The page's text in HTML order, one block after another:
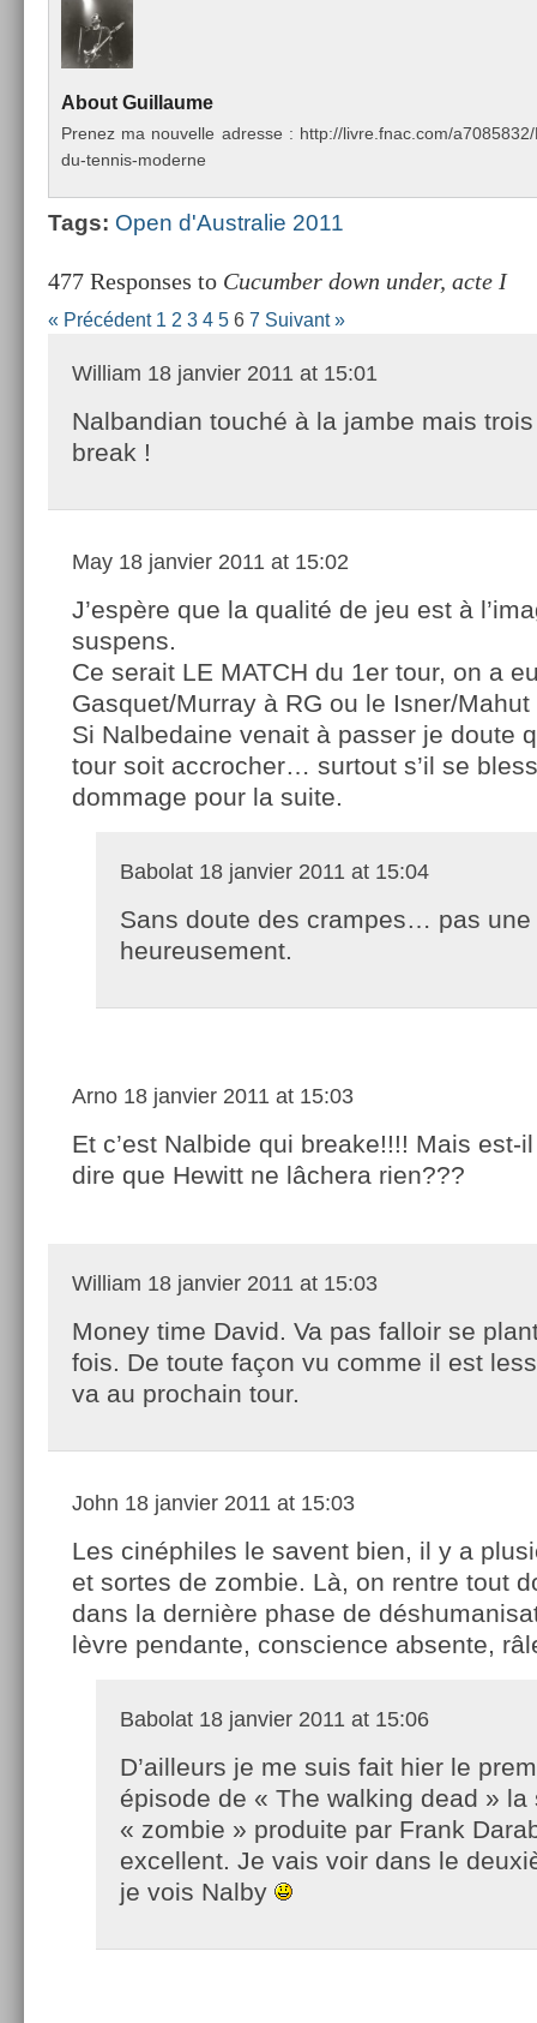
About Guil­laume
Pre­nez ma nouvel­le ad­resse : http://livre.fnac.com/
du-tennis-moderne
Tags: Open d'Australie 2011
477 Responses to Cucumber down under, acte I
« Précédent 1 2 3 4 5 6 7 Suivant »
William 18 janvier 2011 at 15:01
Nalbandian touché à la jambe mais
break !
May 18 janvier 2011 at 15:02
J’espère que la qualité de jeu est à
suspens.
Ce serait LE MATCH du 1er tour, on a
Gasquet/Murray à RG ou le Isner/Mahut
Si Nalbedaine venait à passer je doute
tour soit accrocher… surtout s’il se
dommage pour la suite.
Babolat 18 janvier 2011 at 15:04
Sans doute des crampes… pas une
heureusement.
Arno 18 janvier 2011 at 15:03
Et c’est Nalbide qui breake!!!! Mais est-
dire que Hewitt ne lâchera rien???
William 18 janvier 2011 at 15:03
Money time David. Va pas falloir se
fois. De toute façon vu comme il est
va au prochain tour.
John 18 janvier 2011 at 15:03
Les cinéphiles le savent bien, il y a
et sortes de zombie. Là, on rentre tout
dans la dernière phase de
lèvre pendante, conscience absente,
Babolat 18 janvier 2011 at 15:06
D’ailleurs je me suis fait hier le
épisode de « The walking dead » la
« zombie » produite par Frank
excellent. Je vais voir dans le
je vois Nalby